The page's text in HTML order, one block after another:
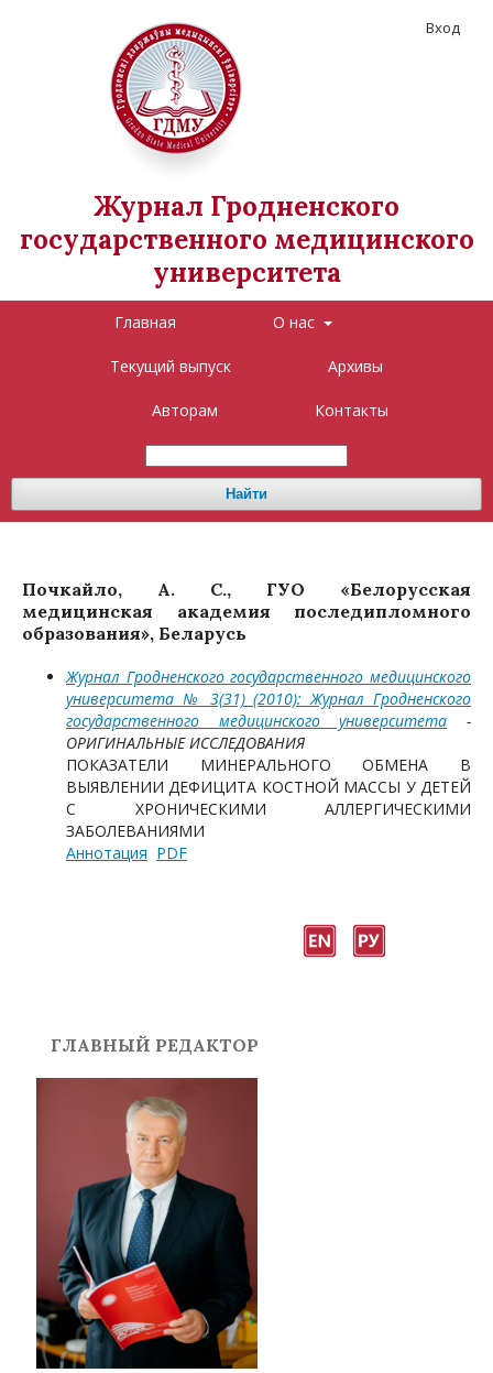
Журнал Гродненского
государственного медицинского
университета
Главная О нас
Текущий выпуск Архивы
Авторам Контакты
Найти
Вход
Почкайло, А. С., ГУО «Белорусская
медицинская академия последипломного
образования», Беларусь
Журнал Гродненского государственного медицинского
университета № 3(31) (2010): Журнал Гродненского
государственного медицинского университета -
ОРИГИНАЛЬНЫЕ ИССЛЕДОВАНИЯ
ПОКАЗАТЕЛИ МИНЕРАЛЬНОГО ОБМЕНА В
ВЫЯВЛЕНИИ ДЕФИЦИТА КОСТНОЙ МАССЫ У ДЕТЕЙ
С ХРОНИЧЕСКИМИ АЛЛЕРГИЧЕСКИМИ
ЗАБОЛЕВАНИЯМИ
Аннотация PDF
ГЛАВНЫЙ РЕДАКТОР